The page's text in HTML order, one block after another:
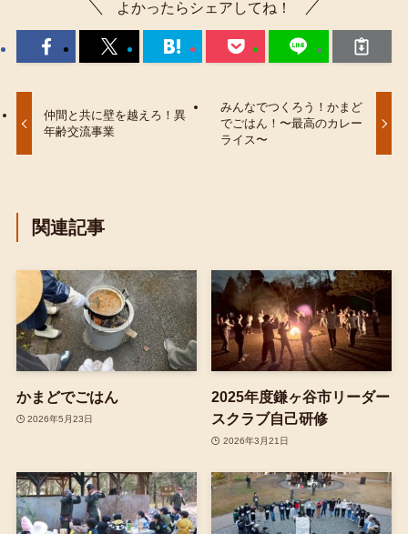
よかったらシェアしてね！
仲間と共に壁を越えろ！異
年齢交流事業
みんなでつくろう！かまど
でごはん！〜最高のカレー
ライス〜
関連記事
かまどでごはん
2026年5月23日
2025年度鎌ヶ谷市リーダー
スクラブ自己研修
2026年3月21日